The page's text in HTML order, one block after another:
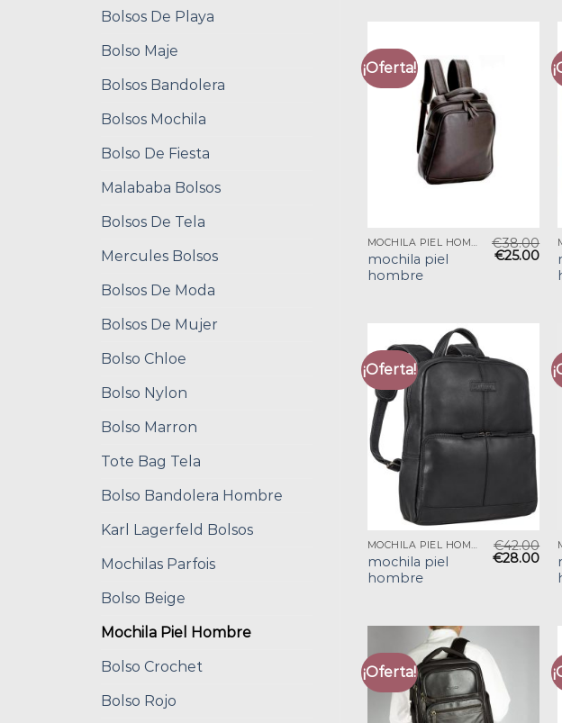
Bolsos De Playa
Bolso Maje
Bolsos Bandolera
Bolsos Mochila
Bolso De Fiesta
Malababa Bolsos
Bolsos De Tela
Mercules Bolsos
Bolsos De Moda
Bolsos De Mujer
Bolso Chloe
Bolso Nylon
Bolso Marron
Tote Bag Tela
Bolso Bandolera Hombre
Karl Lagerfeld Bolsos
Mochilas Parfois
Bolso Beige
Mochila Piel Hombre
Bolso Crochet
Bolso Rojo
¡Oferta!
MOCHILA PIEL HOMBRE
mochila piel
hombre
€38.00
€25.00
¡Oferta!
MOCHILA PIEL HOMBRE
mochila piel
hombre
€42.00
€28.00
¡Oferta!